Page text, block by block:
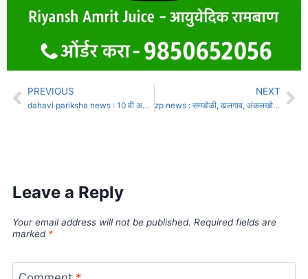
PREVIOUS
dahavi pariksha news : 10 वी अन् 12 वी बोर्ड परीक्षांच्या तारखा जाहीर
NEXT
zp news : समडोळी, ढालगाव, अंकलखोप, बोरगाव, बुधगाव या गटांवर पुन्हा ओबीसी आरक्षण होऊन अन्याय
Leave a Reply
Your email address will not be published. Required fields are
marked *